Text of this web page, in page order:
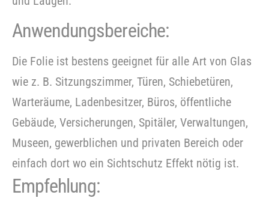
Anwendungsbereiche:
Die Folie ist bestens geeignet für alle Art von Glas
wie z. B. Sitzungszimmer, Türen, Schiebetüren,
Warteräume, Ladenbesitzer, Büros, öffentliche
Gebäude, Versicherungen, Spitäler, Verwaltungen,
Museen, gewerblichen und privaten Bereich oder
einfach dort wo ein Sichtschutz Effekt nötig ist.
Empfehlung: